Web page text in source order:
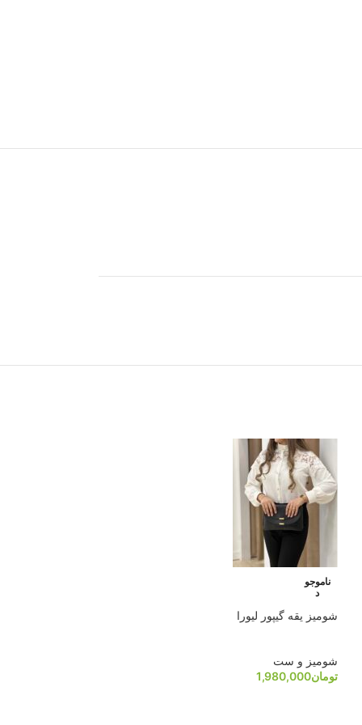
ناموجو
د
شومیز‌ یقه گیپور لیورا
شومیز و ست
تومان1,980,000